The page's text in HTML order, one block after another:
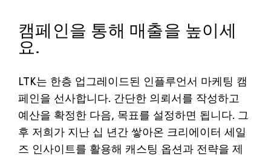
캠페인을 통해 매출을 높이세
요.
LTK는 한층 업그레이드된 인플루언서 마케팅 캠
페인을 선사합니다. 간단한 의뢰서를 작성하고
예산을 확정한 다음, 목표를 설정하면 됩니다. 그
후 저희가 지난 십 년간 쌓아온 크리에이터 세일
즈 인사이트를 활용해 캐스팅 옵션과 전략을 제